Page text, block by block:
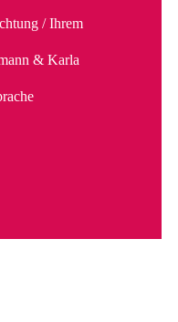
/ Ihrem
& Karla